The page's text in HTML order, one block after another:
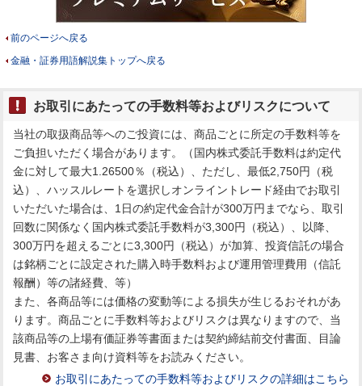
前のページへ戻る
金融・証券用語解説集トップへ戻る
お取引にあたっての手数料等およびリスクについて
当社の取扱商品等へのご投資には、商品ごとに所定の手数料等を
ご負担いただく場合があります。（国内株式委託手数料は約定代
金に対して最大1.26500％（税込）、ただし、最低2,750円（税
込）、ハッスルレートを選択しオンライントレード経由でお取引
いただいた場合は、1日の約定代金合計が300万円までなら、取引
回数に関係なく国内株式委託手数料が3,300円（税込）、以降、
300万円を超えるごとに3,300円（税込）が加算、投資信託の場合
は銘柄ごとに設定された購入時手数料および運用管理費用（信託
報酬）等の諸経費、等）
また、各商品等には価格の変動等による損失が生じるおそれがあ
ります。商品ごとに手数料等およびリスクは異なりますので、当
該商品等の上場有価証券等書面または契約締結前交付書面、目論
見書、お客さま向け資料等をお読みください。
お取引にあたっての手数料等およびリスクの詳細はこちら